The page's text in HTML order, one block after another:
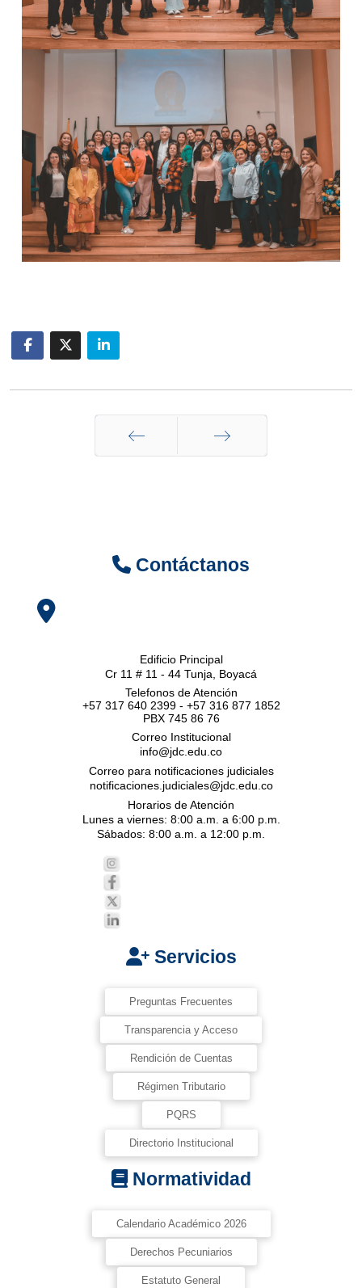
Contáctanos
Edificio Principal
Cr 11 # 11 - 44 Tunja, Boyacá
Telefonos de Atención
+57 317 640 2399 - +57 316 877 1852
PBX 745 86 76
Correo Institucional
info@jdc.edu.co
Correo para notificaciones judiciales
notificaciones.judiciales@jdc.edu.co
Horarios de Atención
Lunes a viernes: 8:00 a.m. a 6:00 p.m.
Sábados: 8:00 a.m. a 12:00 p.m.
Servicios
Preguntas Frecuentes
Transparencia y Acceso
Rendición de Cuentas
Régimen Tributario
PQRS
Directorio Institucional
Normatividad
Calendario Académico 2026
Derechos Pecuniarios
Estatuto General